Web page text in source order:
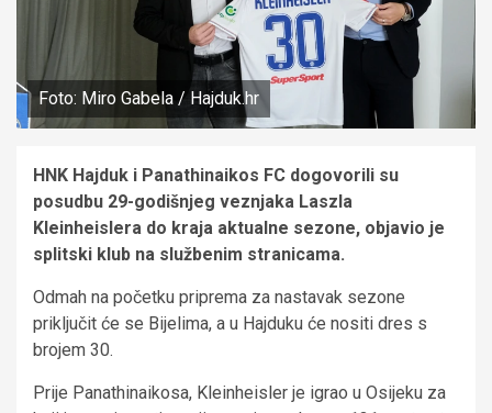
Foto: Miro Gabela / Hajduk.hr
HNK Hajduk i Panathinaikos FC dogovorili su
posudbu 29-godišnjeg veznjaka Laszla
Kleinheislera do kraja aktualne sezone, objavio je
splitski klub na službenim stranicama.
Odmah na početku priprema za nastavak sezone
priključit će se Bijelima, a u Hajduku će nositi dres s
brojem 30.
Prije Panathinaikosa, Kleinheisler je igrao u Osijeku za